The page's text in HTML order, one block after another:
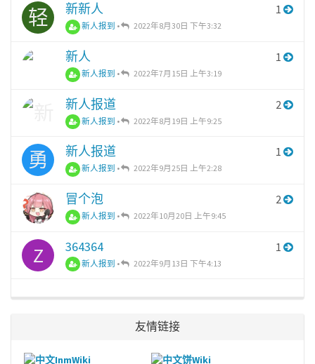
轻 新新人
新人报到 • 2022年8月30日 下午3:32
1
新人
新人报到 • 2022年7月15日 上午3:19
1
新人报道
新人报到 • 2022年8月19日 上午9:25
2
勇 新人报道
新人报到 • 2022年9月25日 上午2:28
1
冒个泡
新人报到 • 2022年10月20日 上午9:45
2
Z 364364
新人报到 • 2022年9月13日 下午4:13
1
友情链接